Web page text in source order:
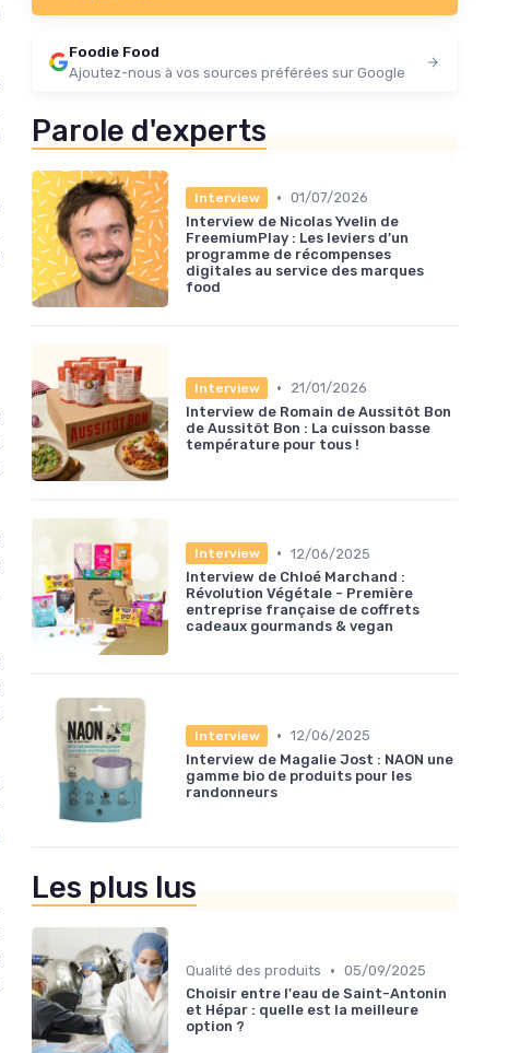
Foodie Food
Ajoutez-nous à vos sources préférées sur Google
Parole d'experts
Interview • 01/07/2026
Interview de Nicolas Yvelin de
FreemiumPlay : Les leviers d’un
programme de récompenses
digitales au service des marques
food
Interview •
21/01/2026
Interview de Romain de Aussitôt Bon
de Aussitôt Bon : La cuisson basse
température pour tous !
Interview • 12/06/2025
Interview de Chloé Marchand :
Révolution Végétale - Première
entreprise française de coffrets
cadeaux gourmands & vegan
Interview • 12/06/2025
Interview de Magalie Jost : NAON une
gamme bio de produits pour les
randonneurs
Les plus lus
Qualité des produits • 05/09/2025
Choisir entre l'eau de Saint-Antonin
et Hépar : quelle est la meilleure
option ?